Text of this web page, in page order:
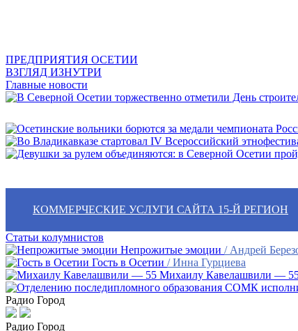
ПРЕДПРИЯТИЯ ОСЕТИИ
ВЗГЛЯД ИЗНУТРИ
Главные новости
КОММЕРЧЕСКИЕ УСЛУГИ САЙТА 15-Й РЕГИОН
Статьи колумнистов
Непрожитые эмоции / Андрей
Гость в Осетии / Инна Гурциева
Михаилу Кавелашвили —
Радио Город
Радио Город